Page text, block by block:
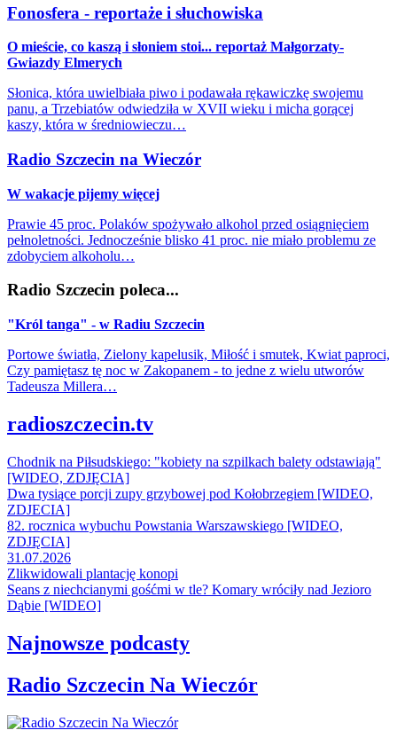
Fonosfera - reportaże i słuchowiska
O mieście, co kaszą i słoniem stoi... reportaż Małgorzaty-
Gwiazdy Elmerych
Słonica, która uwielbiała piwo i podawała rękawiczkę swojemu
panu, a Trzebiatów odwiedziła w XVII wieku i micha gorącej
kaszy, która w średniowieczu…
Radio Szczecin na Wieczór
W wakacje pijemy więcej
Prawie 45 proc. Polaków spożywało alkohol przed osiągnięciem
pełnoletności. Jednocześnie blisko 41 proc. nie miało problemu ze
zdobyciem alkoholu…
Radio Szczecin poleca...
"Król tanga" - w Radiu Szczecin
Portowe światła, Zielony kapelusik, Miłość i smutek, Kwiat paproci,
Czy pamiętasz tę noc w Zakopanem - to jedne z wielu utworów
Tadeusza Millera…
radioszczecin.tv
Chodnik na Piłsudskiego: "kobiety na szpilkach balety odstawiają"
[WIDEO, ZDJĘCIA]
Dwa tysiące porcji zupy grzybowej pod Kołobrzegiem [WIDEO,
ZDJECIA]
82. rocznica wybuchu Powstania Warszawskiego [WIDEO,
ZDJĘCIA]
31.07.2026
Zlikwidowali plantację konopi
Seans z niechcianymi gośćmi w tle? Komary wróciły nad Jezioro
Dąbie [WIDEO]
Najnowsze podcasty
Radio Szczecin Na Wieczór